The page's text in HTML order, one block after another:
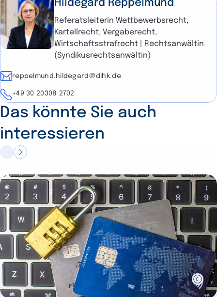
Aktualisierung Ihrer
Unternehmensangaben
steht weiterhin aus
Hildegard Reppelmund
Referatsleiterin Wettbewerbsrecht,
Kartellrecht, Vergaberecht,
Wirtschaftsstrafrecht | Rechtsanwältin
(Syndikusrechtsanwältin)
E-Mailreppelmund.hildegard@dihk.de
Telefon
+49 30 20308 2702
Das könnte Sie auch
interessieren